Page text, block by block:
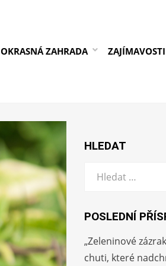
OKRASNÁ ZAHRADA ZAJÍMAVOSTI
HLEDAT
Vyhledat:
POSLEDNÍ
„Zeleninové
chuti, které